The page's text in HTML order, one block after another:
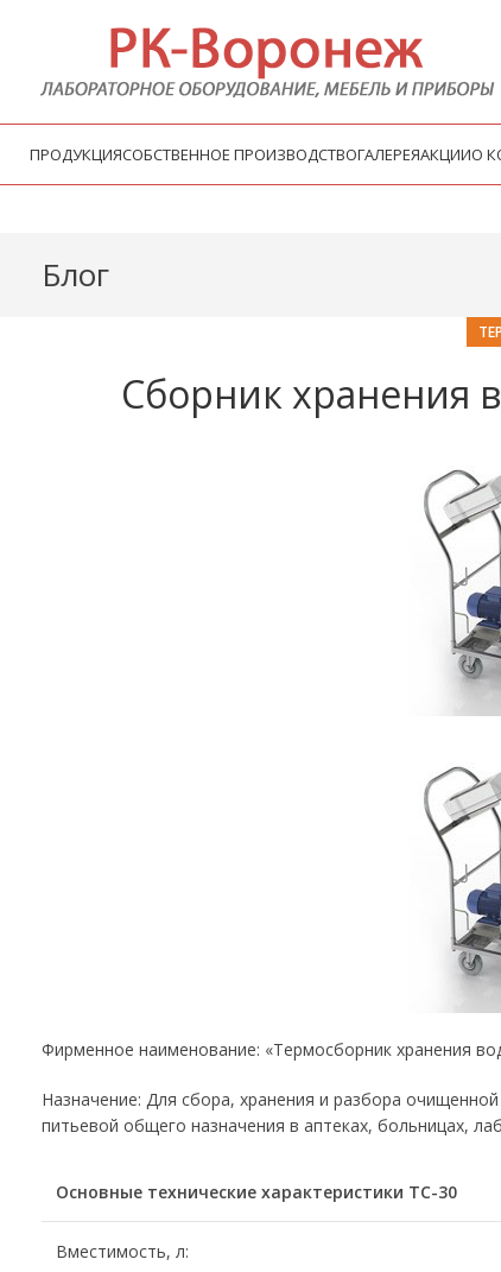
ПРОДУКЦИЯСОБСТВЕННОЕ ПРОИЗВОДСТВОГАЛЕРЕЯАКЦИИО
Блог
Сборник хранения
Фирменное наименование: «Термосборник хранения
Назначение: Для сбора, хранения и разбора
питьевой общего назначения в аптеках, больницах,
Основные технические характеристики ТС-30
Вместимость, л: